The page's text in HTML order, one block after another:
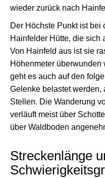
wieder zurück nach
Der Höchste Punkt ist bei
Hainfelder Hütte, die sich
Von Hainfeld aus ist sie
Höhenmeter
geht es auch auf den
Gelenke belastet werden,
Stellen. Die Wanderung
verläuft meist über
über Waldboden
Streckenlänge